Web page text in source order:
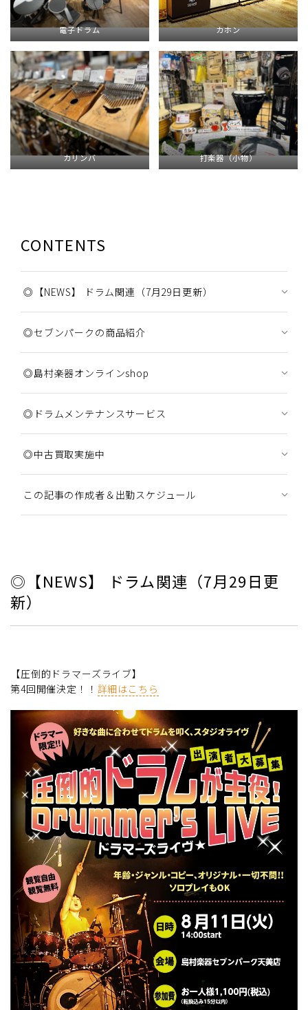
電子ドラム カホン
カリンバ 打楽器（小物）
CONTENTS
◎【NEWS】 ドラム関連（7月29日更新）
◎セブンパークの商品紹介
◎島村楽器オンラインshop
◎ドラムメンテナンスサービス
◎中古買取実施中
この記事の作成者＆出勤スケジュール
◎【NEWS】 ドラム関連（7月29日更
新）
【圧倒的ドラマーズライブ】
第4回開催決定！！ 詳細はこちら